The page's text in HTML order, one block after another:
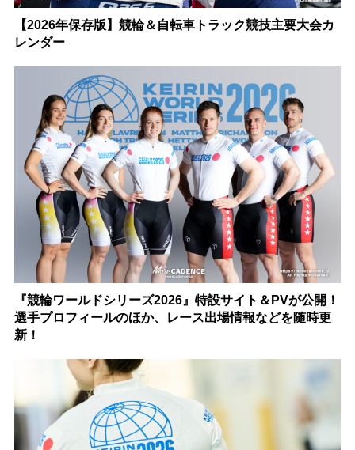
【2026年保存版】競輪＆自転車トラック競技主要大会カ
レンダー
『競輪ワールドシリーズ2026』特設サイト＆PVが公開！
選手プロフィールのほか、レース出場情報などを随時更
新！